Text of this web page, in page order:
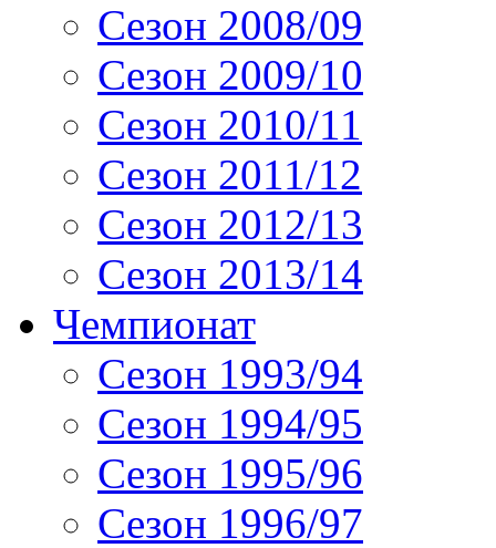
Сезон 2008/09
Сезон 2009/10
Сезон 2010/11
Сезон 2011/12
Сезон 2012/13
Сезон 2013/14
Чемпионат
Сезон 1993/94
Сезон 1994/95
Сезон 1995/96
Сезон 1996/97